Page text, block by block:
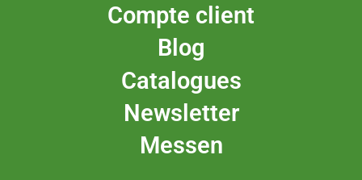
Compte client
Blog
Catalogues
Newsletter
Messen